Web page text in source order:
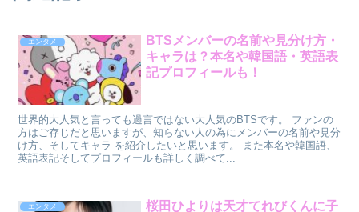
エンタメ
BTSメンバーの名前や見分け方・
キャラは？本名や韓国語・英語表
記プロフィールも！
世界的大人気と言っても過言ではない大人気のBTSです。 ファンの
方はご存じだと思いますが、知らない人の為にメンバーの名前や見分
け方、そしてキャラ を紹介したいと思います。 また本名や韓国語、
英語表記そしてプロフィールも詳しく調べて...
エンタメ
桜田ひよりは天才てれびくんに子